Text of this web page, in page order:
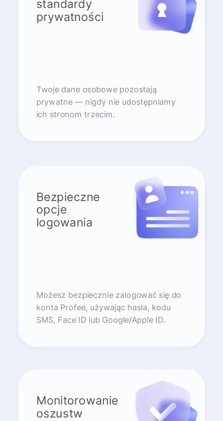
standardy
prywatności
Twoje dane osobowe pozostają
prywatne — nigdy nie udostępniamy
ich stronom trzecim.
Bezpieczne
opcje
logowania
Możesz bezpiecznie zalogować się do
konta Profee, używając hasła, kodu
SMS, Face ID lub Google/Apple ID.
Monitorowanie
oszustw